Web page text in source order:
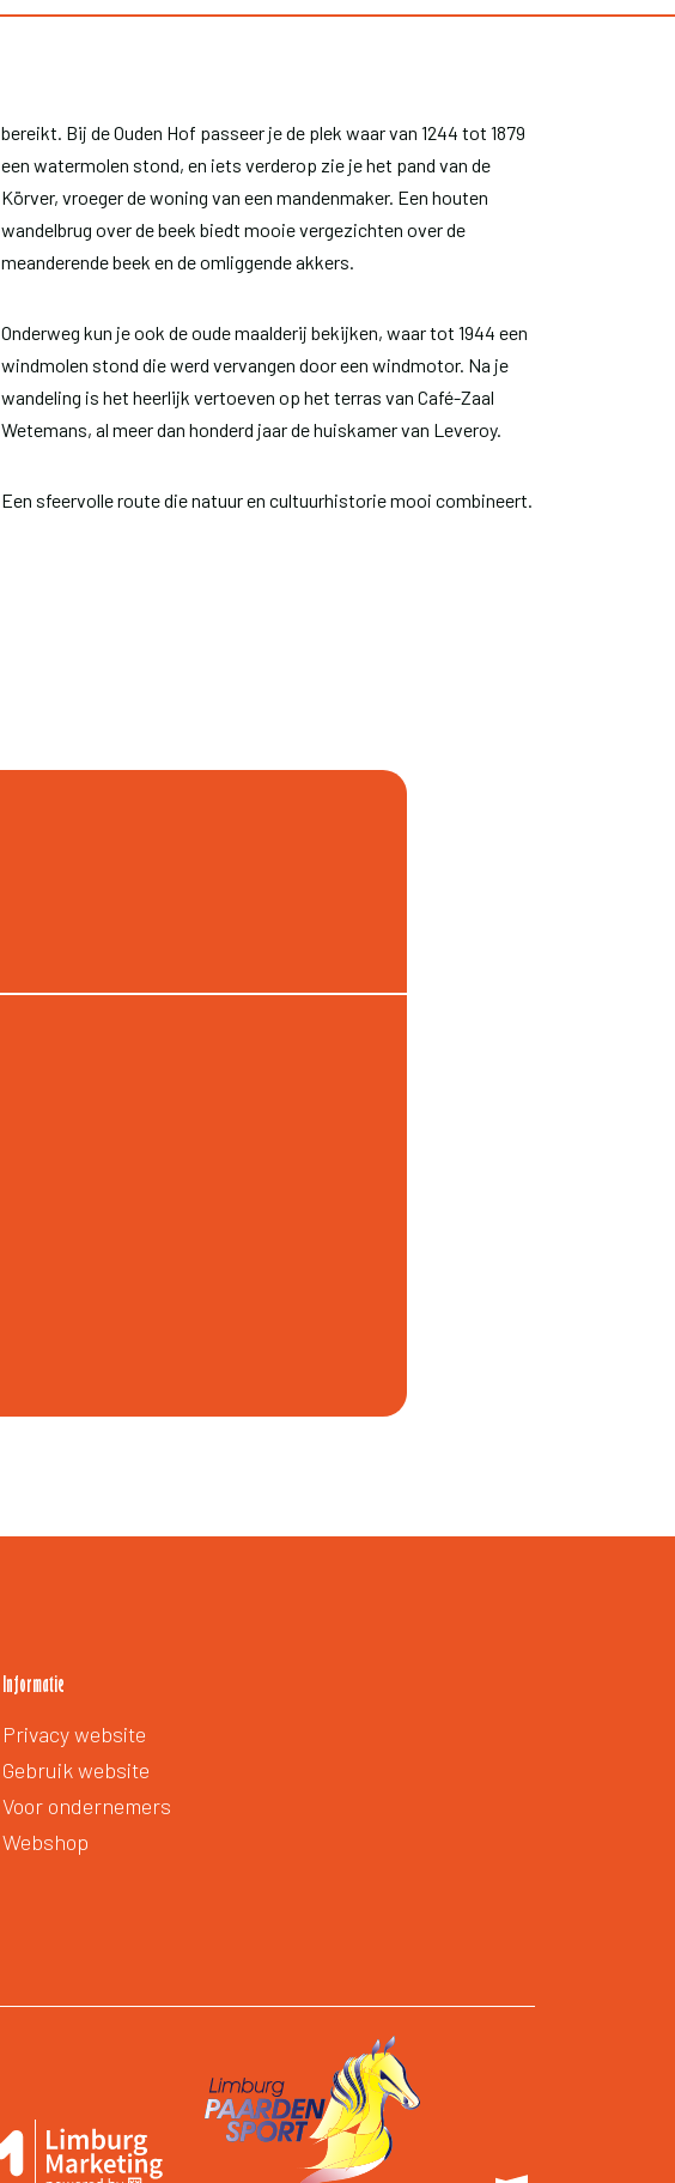
bereikt. Bij de Ouden Hof passeer je de plek waar van 1244 tot 1879
een watermolen stond, en iets verderop zie je het pand van de
Körver, vroeger de woning van een mandenmaker. Een houten
wandelbrug over de beek biedt mooie vergezichten over de
meanderende beek en de omliggende akkers.
Onderweg kun je ook de oude maalderij bekijken, waar tot 1944 een
windmolen stond die werd vervangen door een windmotor. Na je
wandeling is het heerlijk vertoeven op het terras van Café-Zaal
Wetemans, al meer dan honderd jaar de huiskamer van Leveroy.
Een sfeervolle route die natuur en cultuurhistorie mooi combineert.
Informatie
Extra
voetmenu
Privacy website
Gebruik website
Voor ondernemers
Webshop